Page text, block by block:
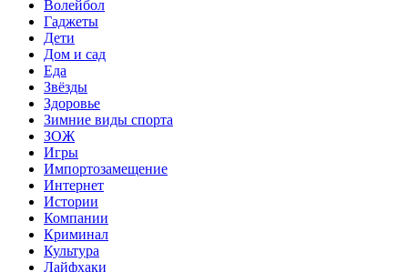
Волейбол
Гаджеты
Дети
Дом и сад
Еда
Звёзды
Здоровье
Зимние виды спорта
ЗОЖ
Игры
Импортозамещение
Интернет
Истории
Компании
Криминал
Культура
Лайфхаки